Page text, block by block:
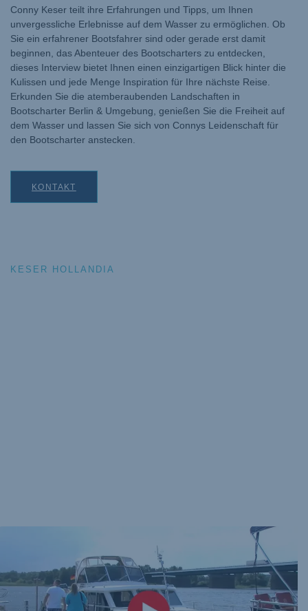
Conny Keser teilt ihre Erfahrungen und Tipps, um Ihnen
unvergessliche Erlebnisse auf dem Wasser zu ermöglichen. Ob
Sie ein erfahrener Bootsfahrer sind oder gerade erst damit
beginnen, das Abenteuer des Bootscharters zu entdecken,
dieses Interview bietet Ihnen einen einzigartigen Blick hinter die
Kulissen und jede Menge Inspiration für Ihre nächste Reise.
Erkunden Sie die atemberaubenden Landschaften in
Bootscharter Berlin & Umgebung, genießen Sie die Freiheit auf
dem Wasser und lassen Sie sich von Connys Leidenschaft für
den Bootscharter anstecken.
KONTAKT
KESER HOLLANDIA